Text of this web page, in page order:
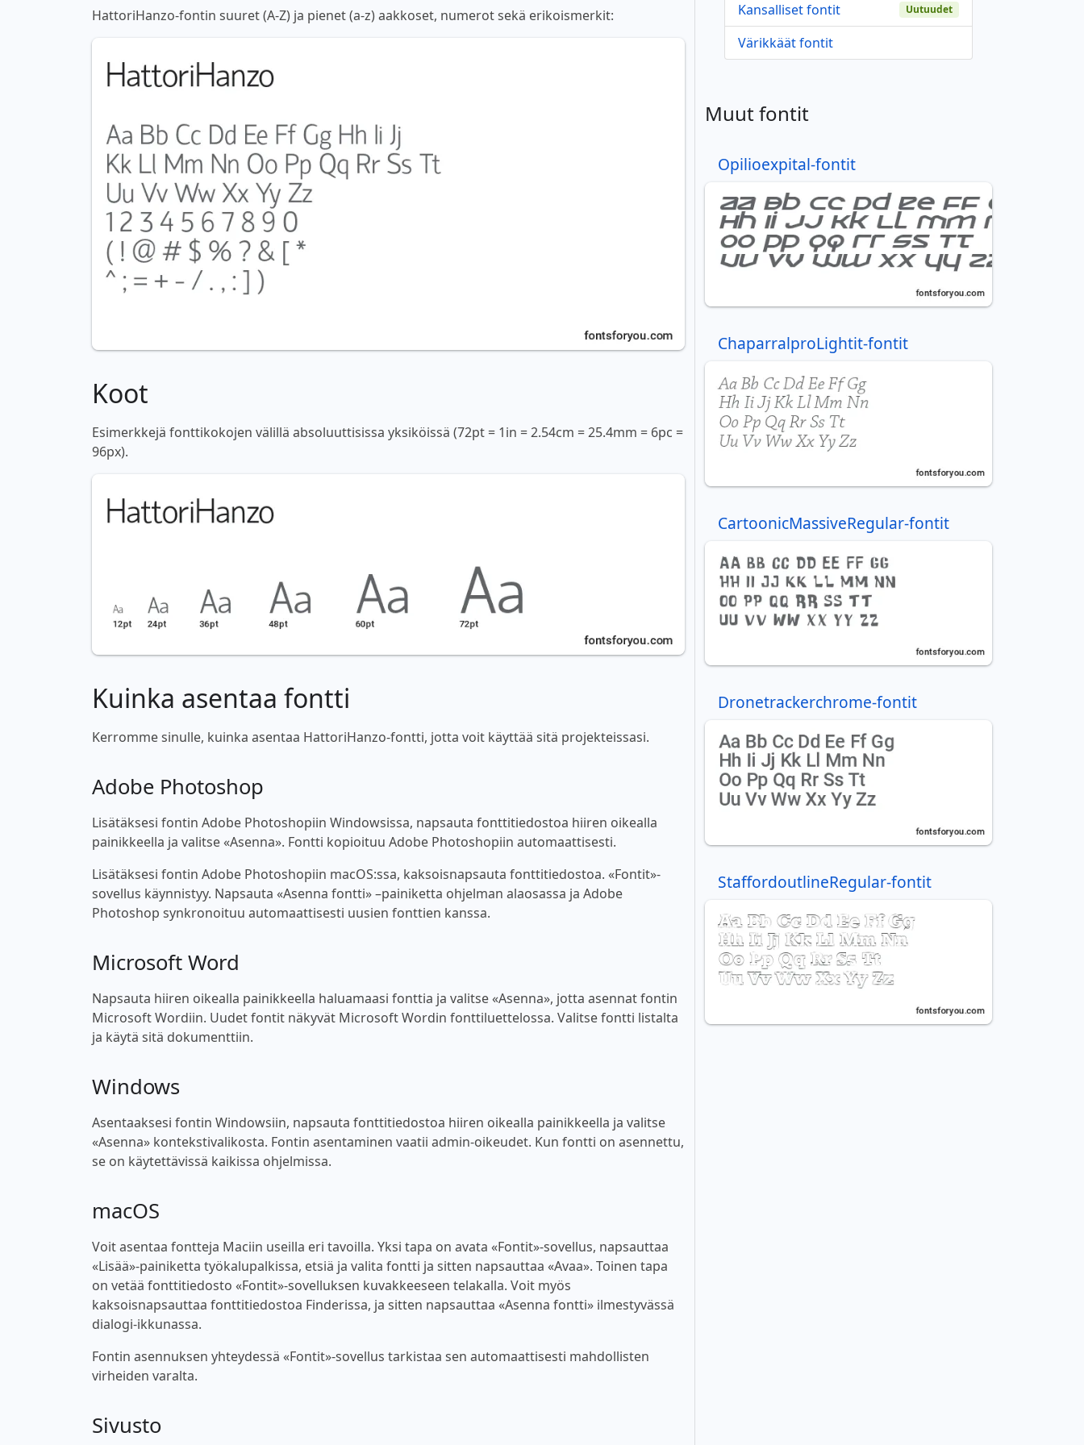
HattoriHanzo-fontin suuret (A-Z) ja pienet (a-z) aakkoset, numerot sekä erikoismerkit:
Koot
Esimerkkejä fonttikokojen välillä absoluuttisissa yksiköissä (72pt = 1in = 2.54cm = 25.4mm = 6pc =
96px).
Kuinka asentaa fontti
Kerromme sinulle, kuinka asentaa HattoriHanzo-fontti, jotta voit käyttää sitä projekteissasi.
Adobe Photoshop
Lisätäksesi fontin Adobe Photoshopiin Windowsissa, napsauta fonttitiedostoa hiiren oikealla
painikkeella ja valitse «Asenna». Fontti kopioituu Adobe Photoshopiin automaattisesti.
Lisätäksesi fontin Adobe Photoshopiin macOS:ssa, kaksoisnapsauta fonttitiedostoa. «Fontit»-
sovellus käynnistyy. Napsauta «Asenna fontti» –painiketta ohjelman alaosassa ja Adobe
Photoshop synkronoituu automaattisesti uusien fonttien kanssa.
Microsoft Word
Napsauta hiiren oikealla painikkeella haluamaasi fonttia ja valitse «Asenna», jotta asennat fontin
Microsoft Wordiin. Uudet fontit näkyvät Microsoft Wordin fonttiluettelossa. Valitse fontti listalta
ja käytä sitä dokumenttiin.
Windows
Asentaaksesi fontin Windowsiin, napsauta fonttitiedostoa hiiren oikealla painikkeella ja valitse
«Asenna» kontekstivalikosta. Fontin asentaminen vaatii admin-oikeudet. Kun fontti on asennettu,
se on käytettävissä kaikissa ohjelmissa.
macOS
Voit asentaa fontteja Maciin useilla eri tavoilla. Yksi tapa on avata «Fontit»-sovellus, napsauttaa
«Lisää»-painiketta työkalupalkissa, etsiä ja valita fontti ja sitten napsauttaa «Avaa». Toinen tapa
on vetää fonttitiedosto «Fontit»-sovelluksen kuvakkeeseen telakalla. Voit myös
kaksoisnapsauttaa fonttitiedostoa Finderissa, ja sitten napsauttaa «Asenna fontti» ilmestyvässä
dialogi-ikkunassa.
Fontin asennuksen yhteydessä «Fontit»-sovellus tarkistaa sen automaattisesti mahdollisten
virheiden varalta.
Sivusto
Kansalliset fontit
Uutuudet
Värikkäät fontit
Muut fontit
Opilioexpital-fontit
ChaparralproLightit-fontit
CartoonicMassiveRegular-fontit
Dronetrackerchrome-fontit
StaffordoutlineRegular-fontit